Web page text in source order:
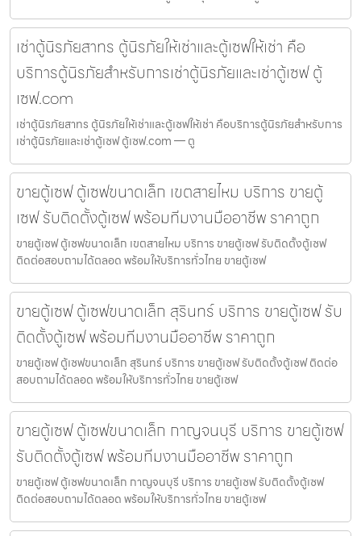
เช่าตู้นิรภัยสาทร ตู้นิรภัยให้เช่าและตู้เซฟให้เช่า คือ
บริการตู้นิรภัยสำหรับการเช่าตู้นิรภัยและเช่าตู้เซฟ ตู้
เซฟ.com
เช่าตู้นิรภัยสาทร ตู้นิรภัยให้เช่าและตู้เซฟให้เช่า คือบริการตู้นิรภัยสำหรับการ
เช่าตู้นิรภัยและเช่าตู้เซฟ ตู้เซฟ.com — ตู
ขายตู้เซฟ ตู้เซฟขนาดเล็ก เขตสายไหม บริการ ขายตู้
เซฟ รับติดตั้งตู้เซฟ พร้อมทีมงานมืออาชีพ ราคาถูก
ขายตู้เซฟ ตู้เซฟขนาดเล็ก เขตสายไหม บริการ ขายตู้เซฟ รับติดตั้งตู้เซฟ
ติดต่อสอบถามได้ตลอด พร้อมให้บริการทั่วไทย ขายตู้เซฟ
ขายตู้เซฟ ตู้เซฟขนาดเล็ก สุรินทร์ บริการ ขายตู้เซฟ รับ
ติดตั้งตู้เซฟ พร้อมทีมงานมืออาชีพ ราคาถูก
ขายตู้เซฟ ตู้เซฟขนาดเล็ก สุรินทร์ บริการ ขายตู้เซฟ รับติดตั้งตู้เซฟ ติดต่อ
สอบถามได้ตลอด พร้อมให้บริการทั่วไทย ขายตู้เซฟ
ขายตู้เซฟ ตู้เซฟขนาดเล็ก กาญจนบุรี บริการ ขายตู้เซฟ
รับติดตั้งตู้เซฟ พร้อมทีมงานมืออาชีพ ราคาถูก
ขายตู้เซฟ ตู้เซฟขนาดเล็ก กาญจนบุรี บริการ ขายตู้เซฟ รับติดตั้งตู้เซฟ
ติดต่อสอบถามได้ตลอด พร้อมให้บริการทั่วไทย ขายตู้เซฟ